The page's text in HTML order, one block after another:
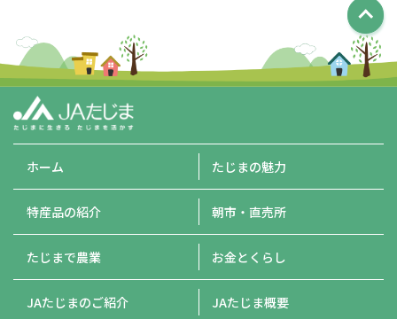
ホーム たじまの魅力
特産品の紹介 朝市・直売所
たじまで農業 お金とくらし
JAたじまのご紹介 JAたじま概要